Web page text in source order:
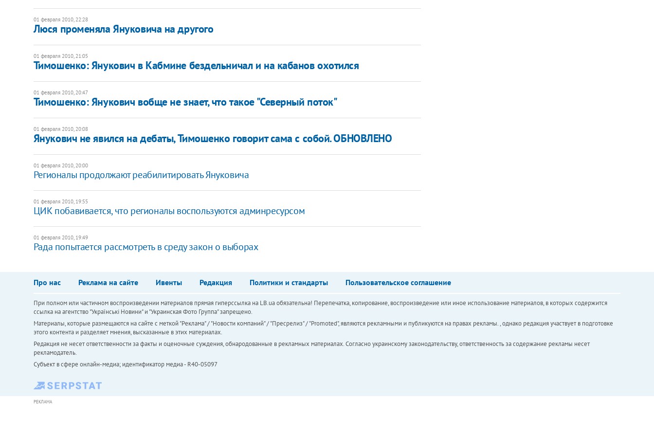
01 февраля 2010, 22:28
Люся променяла Януковича на другого
01 февраля 2010, 21:05
Тимошенко: Янукович в Кабмине бездельничал и на кабанов охотился
01 февраля 2010, 20:47
Тимошенко: Янукович вобще не знает, что такое "Северный поток"
01 февраля 2010, 20:08
Янукович не явился на дебаты, Тимошенко говорит сама с собой. ОБНОВЛЕНО
01 февраля 2010, 20:00
Регионалы продолжают реабилитировать Януковича
01 февраля 2010, 19:55
ЦИК побавивается, что регионалы воспользуются админресурсом
01 февраля 2010, 19:49
Рада попытается рассмотреть в среду закон о выборах
Про нас Реклама на сайте Ивенты Редакция Политики и стандарты Пользовательское соглашение
При полном или частичном воспроизведении материалов прямая гиперссылка на LB.ua обязательна! Перепечатка, копирование, воспроизведение или иное использование материалов, в которых содержится
ссылка на агентство "Українськi Новини" и "Украинская Фото Группа" запрещено.
Материалы, которые размещаются на сайте с меткой "Реклама" / "Новости компаний" / "Пресрелиз" / "Promoted", являются рекламными и публикуются на правах рекламы. , однако редакция участвует в подготовке
этого контента и разделяет мнения, высказанные в этих материалах.
Редакция не несет ответственности за факты и оценочные суждения, обнародованные в рекламных материалах. Согласно украинскому законодательству, ответственность за содержание рекламы несет
рекламодатель.
Субъект в сфере онлайн-медиа; идентификатор медиа - R40-05097
РЕКЛАМА